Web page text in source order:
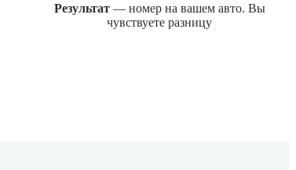
Результат— номер на вашем авто. Вы
чувствуете разницу